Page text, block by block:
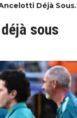
Déjà Sous
sous